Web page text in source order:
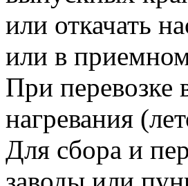
или откачать
или в
При перевозке
нагревания
Для сбора и